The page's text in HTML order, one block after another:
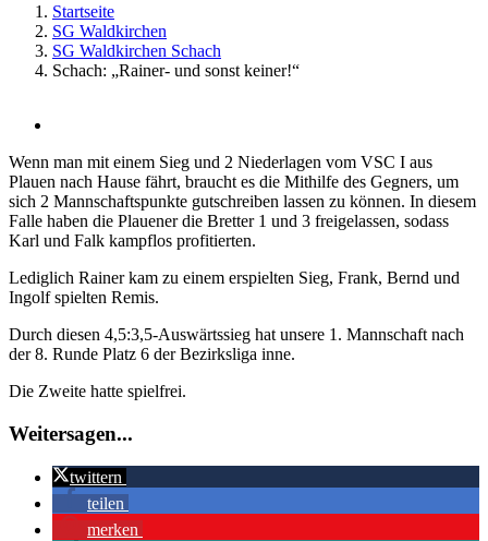
Startseite
SG Waldkirchen
SG Waldkirchen Schach
Schach: „Rainer- und sonst keiner!“
Bild
Wenn man mit einem Sieg und 2 Niederlagen vom VSC I aus
Plauen nach Hause fährt, braucht es die Mithilfe des Gegners, um
sich 2 Mannschaftspunkte gutschreiben lassen zu können. In diesem
Falle haben die Plauener die Bretter 1 und 3 freigelassen, sodass
Karl und Falk kampflos profitierten.
Lediglich Rainer kam zu einem erspielten Sieg, Frank, Bernd und
Ingolf spielten Remis.
Durch diesen 4,5:3,5-Auswärtssieg hat unsere 1. Mannschaft nach
der 8. Runde Platz 6 der Bezirksliga inne.
Die Zweite hatte spielfrei.
Weitersagen...
twittern
teilen
merken